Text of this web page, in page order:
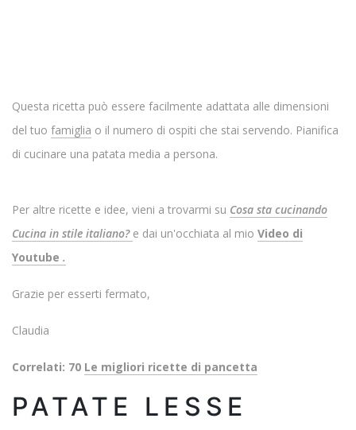
Questa ricetta può essere facilmente adattata alle dimensioni
del tuo famiglia o il numero di ospiti che stai servendo. Pianifica
di cucinare una patata media a persona.
Per altre ricette e idee, vieni a trovarmi su Cosa sta cucinando
Cucina in stile italiano? e dai un'occhiata al mio Video di
Youtube .
Grazie per esserti fermato,
Claudia
Correlati: 70 Le migliori ricette di pancetta
PATATE LESSE